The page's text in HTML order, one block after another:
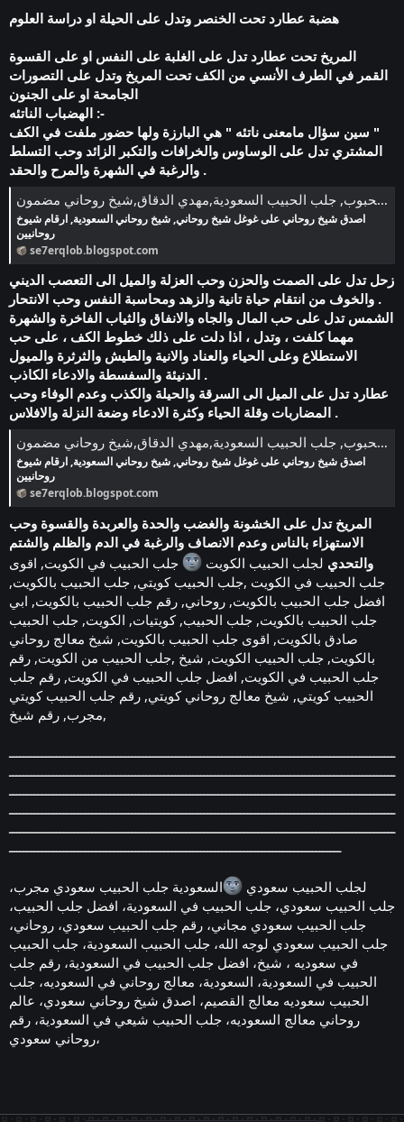
هضبة عطارد تحت الخنصر وتدل على الحيلة او دراسة العلوم
المريخ تحت عطارد تدل على الغلبة على النفس او على القسوة
القمر في الطرف الأنسي من الكف تحت المريخ وتدل على التصورات
الجامحة او على الجنون
الهضباب الناتئه :-
سين سؤال مامعنى ناتئه " هي البارزة ولها حضور ملفت في الكف "
المشتري تدل على الوساوس والخرافات والتكبر الزائد وحب التسلط
والرغبة في الشهرة والمرح والحقد .
سحر القلوب في جلب المحبوب, جلب الحبيب السعودية,مهدي الدقاق,شيخ روحاني مضمون
اصدق شيخ روحاني على غوغل شيخ روحاني, شيخ روحاني السعودية, ارقام شيوخ
روحانيين
se7erqlob.blogspot.com
زحل تدل على الصمت والحزن وحب العزلة والميل الى التعصب الديني
والخوف من انتقام حياة تانية والزهد ومحاسبة النفس وحب الانتحار .
الشمس تدل على حب المال والجاه والانفاق والثياب الفاخرة والشهرة
مهما كلفت ، وتدل ، اذا دلت على ذلك خطوط الكف ، على حب
الاستطلاع وعلى الحياء والعناد والانية والطيش والثرثرة والميول
الدنيئة والسفسطة والادعاء الكاذب .
عطارد تدل على الميل الى السرقة والحيلة والكذب وعدم الوفاء وحب
المضاربات وقلة الحياء وكثرة الادعاء وضعة النزلة والافلاس .
سحر القلوب في جلب المحبوب, جلب الحبيب السعودية,مهدي الدقاق,شيخ روحاني مضمون
اصدق شيخ روحاني على غوغل شيخ روحاني, شيخ روحاني السعودية, ارقام شيوخ
روحانيين
se7erqlob.blogspot.com
المريخ تدل على الخشونة والغضب والحدة والعربدة والقسوة وحب
الاستهزاء بالناس وعدم الانصاف والرغبة في الدم والظلم والشتم
والتحدي لجلب الحبيب الكويت
جلب الحبيب في الكويت, اقوى
جلب الحبيب في الكويت ,جلب الحبيب كويتي, جلب الحبيب بالكويت,
افضل جلب الحبيب بالكويت, روحاني, رقم جلب الحبيب بالكويت, ابي
جلب الحبيب بالكويت, جلب الحبيب, كويتيات, الكويت, جلب الحبيب
صادق بالكويت, اقوى جلب الحبيب بالكويت, شيخ معالج روحاني
بالكويت, جلب الحبيب الكويت, شيخ ,جلب الحبيب من الكويت, رقم
جلب الحبيب في الكويت, افضل جلب الحبيب في الكويت, رقم جلب
الحبيب كويتي, شيخ معالج روحاني كويتي, رقم جلب الحبيب كويتي
مجرب, رقم شيخ,
ـــــــــــــــــــــــــــــــــــــــــــــــــــــــــــــــــــــــــــــــــــــــــــــــــــــــــــ
ـــــــــــــــــــــــــــــــــــــــــــــــــــــــــــــــــــــــــــــــــــــــــــــــــــــــــــ
ـــــــــــــــــــــــــــــــــــــــــــــــــــــــــــــــــــــــــــــــــــــــــــــــــــــــــــ
ـــــــــــــــــــــــــــــــــــــــــــــــــــــــــــــــــــــــــــــــــــــــــــــــــــــــــــ
ـــــــــــــــــــــــــــــــــــــــــــــــــــــــــــــــــــــــــــــــــــــــــــــــــــــــــــ
ــــــــــــــــــــــــــــــــــــــــــــــــــــــــــــــــــــــــــــــــــــــــــــ
لجلب الحبيب سعودي
السعودية جلب الحبيب سعودي مجرب،
جلب الحبيب سعودي، جلب الحبيب في السعودية، افضل جلب الحبيب،
جلب الحبيب سعودي مجاني، رقم جلب الحبيب سعودي، روحاني،
جلب الحبيب سعودي لوجه الله، جلب الحبيب السعودية، جلب الحبيب
في سعوديه ، شيخ، افضل جلب الحبيب في السعودية، رقم جلب
الحبيب في السعودية، السعودية، معالج روحاني في السعوديه، جلب
الحبيب سعوديه معالج القصيم، اصدق شيخ روحاني سعودي، عالم
روحاني معالج السعوديه، جلب الحبيب شيعي في السعودية، رقم
روحاني سعودي،